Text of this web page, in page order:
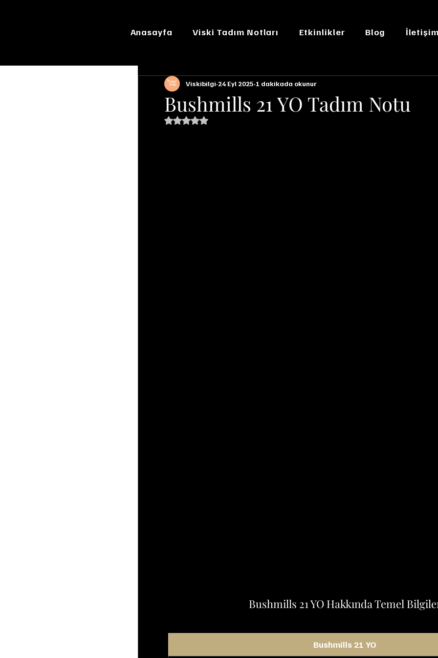
Anasayfa Viski Tadım Notları Etkinlikler Blog
Bushmills 21 YO Tadım Notu
Viskibilgi 24 Eyl 2025 1 dakikada okunur
5 üzerinden NaN yıldız
Bushmills 21 YO Hakkında Temel
Bushmills 21 YO